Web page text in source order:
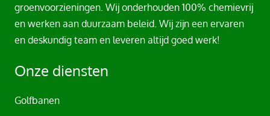
t
v
groenvoorzieningen. Wij onderhouden 100% chemievrij
en werken aan duurzaam beleid. Wij zijn een ervaren
en deskundig team en leveren altijd goed werk!
Onze diensten
Golfbanen